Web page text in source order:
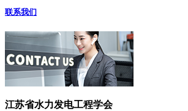
联系我们
江苏省水力发电工程学会